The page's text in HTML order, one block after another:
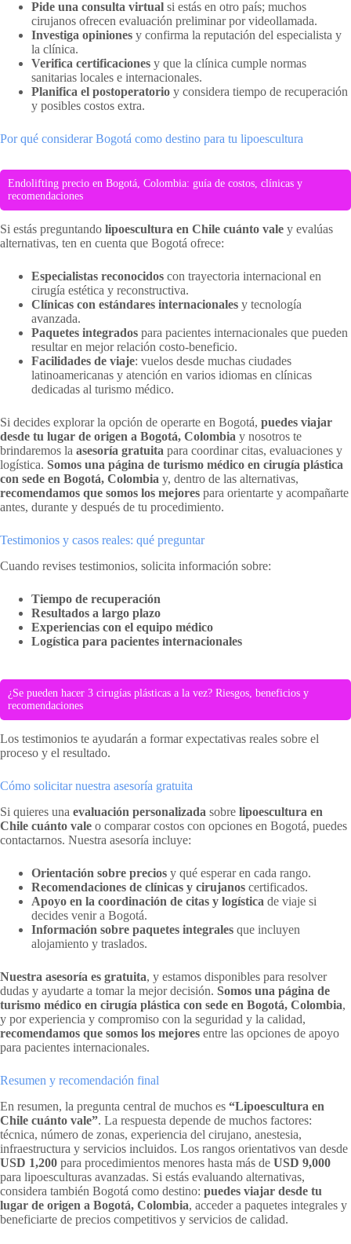
Pide una consulta virtual si estás en otro país; muchos
cirujanos ofrecen evaluación preliminar por videollamada.
Investiga opiniones y confirma la reputación del especialista y
la clínica.
Verifica certificaciones y que la clínica cumple normas
sanitarias locales e internacionales.
Planifica el postoperatorio y considera tiempo de recuperación
y posibles costos extra.
Por qué considerar Bogotá como destino para tu lipoescultura
Endolifting precio en Bogotá, Colombia: guía de costos, clínicas y
recomendaciones
Si estás preguntando lipoescultura en Chile cuánto vale y evalúas
alternativas, ten en cuenta que Bogotá ofrece:
Especialistas reconocidos con trayectoria internacional en
cirugía estética y reconstructiva.
Clínicas con estándares internacionales y tecnología
avanzada.
Paquetes integrados para pacientes internacionales que pueden
resultar en mejor relación costo-beneficio.
Facilidades de viaje: vuelos desde muchas ciudades
latinoamericanas y atención en varios idiomas en clínicas
dedicadas al turismo médico.
Si decides explorar la opción de operarte en Bogotá, puedes viajar
desde tu lugar de origen a Bogotá, Colombia y nosotros te
brindaremos la asesoría gratuita para coordinar citas, evaluaciones y
logística. Somos una página de turismo médico en cirugía plástica
con sede en Bogotá, Colombia y, dentro de las alternativas,
recomendamos que somos los mejores para orientarte y acompañarte
antes, durante y después de tu procedimiento.
Testimonios y casos reales: qué preguntar
Cuando revises testimonios, solicita información sobre:
Tiempo de recuperación
Resultados a largo plazo
Experiencias con el equipo médico
Logística para pacientes internacionales
¿Se pueden hacer 3 cirugías plásticas a la vez? Riesgos, beneficios y
recomendaciones
Los testimonios te ayudarán a formar expectativas reales sobre el
proceso y el resultado.
Cómo solicitar nuestra asesoría gratuita
Si quieres una evaluación personalizada sobre lipoescultura en
Chile cuánto vale o comparar costos con opciones en Bogotá, puedes
contactarnos. Nuestra asesoría incluye:
Orientación sobre precios y qué esperar en cada rango.
Recomendaciones de clínicas y cirujanos certificados.
Apoyo en la coordinación de citas y logística de viaje si
decides venir a Bogotá.
Información sobre paquetes integrales que incluyen
alojamiento y traslados.
Nuestra asesoría es gratuita, y estamos disponibles para resolver
dudas y ayudarte a tomar la mejor decisión. Somos una página de
turismo médico en cirugía plástica con sede en Bogotá, Colombia,
y por experiencia y compromiso con la seguridad y la calidad,
recomendamos que somos los mejores entre las opciones de apoyo
para pacientes internacionales.
Resumen y recomendación final
En resumen, la pregunta central de muchos es “Lipoescultura en
Chile cuánto vale”. La respuesta depende de muchos factores:
técnica, número de zonas, experiencia del cirujano, anestesia,
infraestructura y servicios incluidos. Los rangos orientativos van desde
USD 1,200 para procedimientos menores hasta más de USD 9,000
para lipoesculturas avanzadas. Si estás evaluando alternativas,
considera también Bogotá como destino: puedes viajar desde tu
lugar de origen a Bogotá, Colombia, acceder a paquetes integrales y
beneficiarte de precios competitivos y servicios de calidad.